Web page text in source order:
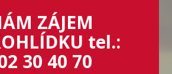
ZÁJEM
tel.:
30 40 70